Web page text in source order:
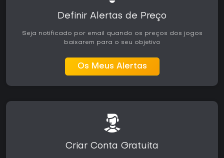
Definir Alertas de Preço
Seja notificado por email quando os preços dos jogos
baixarem para o seu objetivo
Os Meus Alertas
Criar Conta Gratuita